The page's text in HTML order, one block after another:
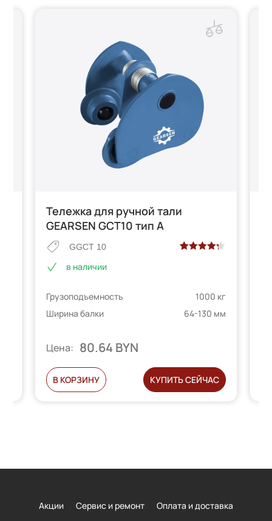
Тележка для ручной тали
GEARSEN GCT10 тип А
GGCT 10
опроса
пользователей
в наличии
Грузоподъемность
1000 кг
Ширина балки
64-130 мм
Цена: 80.64 BYN
В КОРЗИНУ КУПИТЬ СЕЙЧАС
Акции Сервис и ремонт
Оплата и доставка